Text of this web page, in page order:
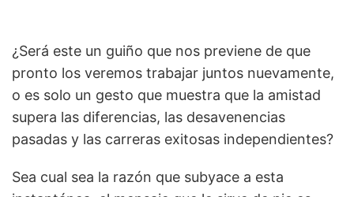
¿Será este un guiño que nos previene de que
pronto los veremos trabajar juntos nuevamente,
o es solo un gesto que muestra que la amistad
supera las diferencias, las desavenencias
pasadas y las carreras exitosas independientes?
Sea cual sea la razón que subyace a esta